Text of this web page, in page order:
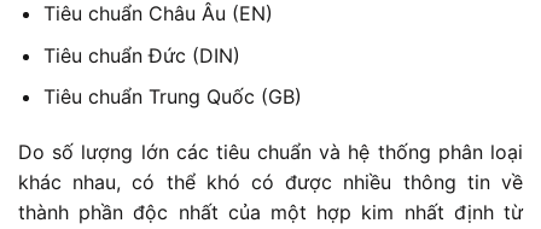
Tiêu chuẩn Châu Âu (EN)
Tiêu chuẩn Đức (DIN)
Tiêu chuẩn Trung Quốc (GB)
Do số lượng lớn các tiêu chuẩn và hệ thống phân loại
khác nhau, có thể khó có được nhiều thông tin về
thành phần độc nhất của một hợp kim nhất định từ